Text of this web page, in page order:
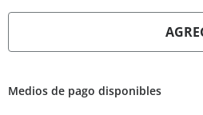
Medios de pago disponibles